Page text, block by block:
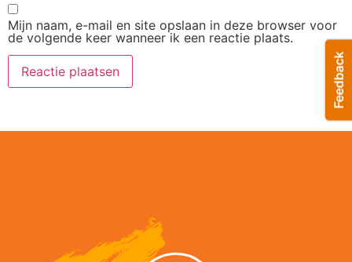
Mijn naam, e-mail en site opslaan in deze browser voor
de volgende keer wanneer ik een reactie plaats.